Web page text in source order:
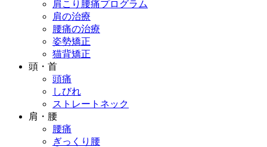
肩こり腰痛プログラム
肩の治療
腰痛の治療
姿勢矯正
猫背矯正
頭・首
頭痛
しびれ
ストレートネック
肩・腰
腰痛
ぎっくり腰